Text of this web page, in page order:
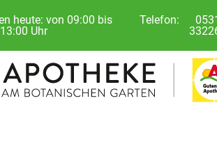
heute: von 09:00 bis
13:00 Uhr
Telefon: